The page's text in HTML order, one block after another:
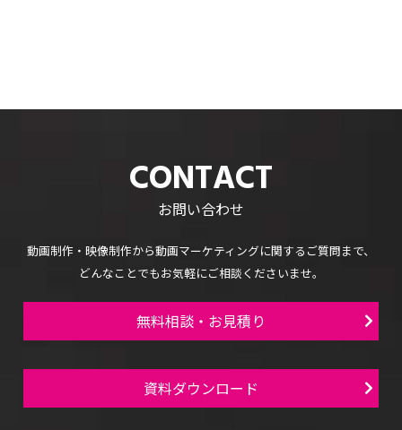
CONTACT
お問い合わせ
動画制作・映像制作から動画マーケティングに関するご質問まで、
どんなことでもお気軽にご相談くださいませ。
無料相談・お見積り
資料ダウンロード